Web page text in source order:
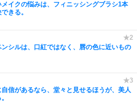
イクの悩みは、フィニッシングブラシ1本
きる。
ンシルは、口紅ではなく、唇の色に近いもの
自信があるなら、堂々と見せるほうが、美人